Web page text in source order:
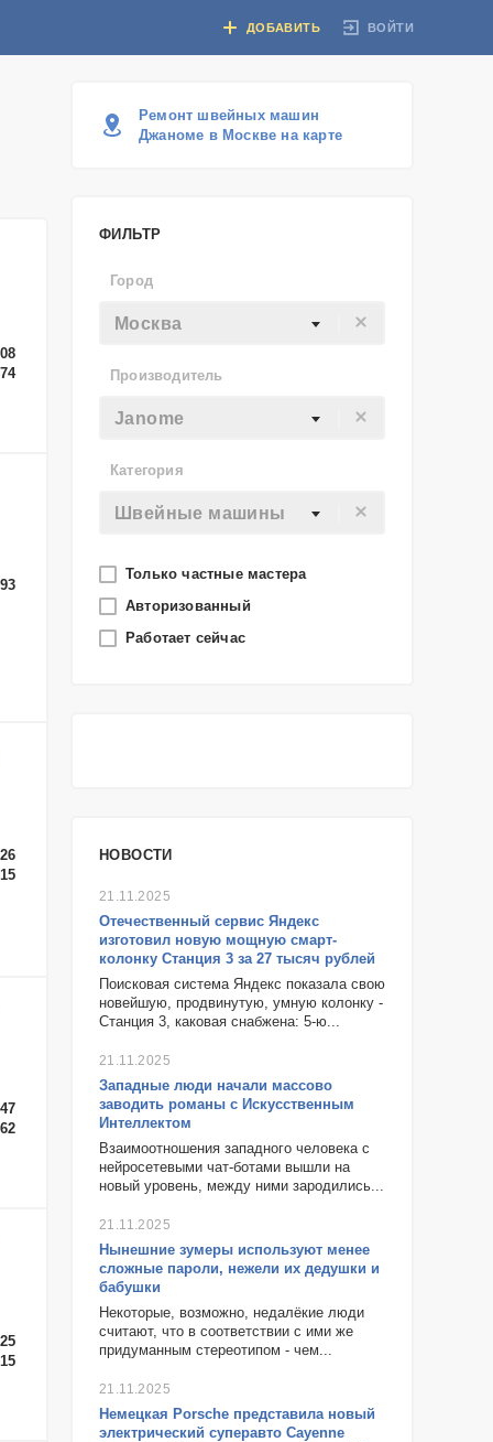
ВОЙТИ
ДОБАВИТЬ
Ремонт швейных машин
Джаноме в Москве на карте
ФИЛЬТР
Город
Москва
Производитель
Janome
Категория
Швейные машины
Только частные мастера
Авторизованный
Работает сейчас
НОВОСТИ
21.11.2025
Отечественный сервис Яндекс
изготовил новую мощную смарт-
колонку Станция 3 за 27 тысяч рублей
Поисковая система Яндекс показала свою
новейшую, продвинутую, умную колонку -
Станция 3, каковая снабжена: 5-ю...
21.11.2025
Западные люди начали массово
заводить романы с Искусственным
Интеллектом
Взаимоотношения западного человека с
нейросетевыми чат-ботами вышли на
новый уровень, между ними зародились...
21.11.2025
Нынешние зумеры используют менее
сложные пароли, нежели их дедушки и
бабушки
Некоторые, возможно, недалёкие люди
считают, что в соответствии с ими же
придуманным стереотипом - чем...
21.11.2025
Немецкая Porsche представила новый
электрический суперавто Cayenne